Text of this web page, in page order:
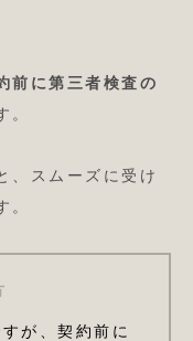
前に第三者検査の
。
、スムーズに受け
。
が、契約前に